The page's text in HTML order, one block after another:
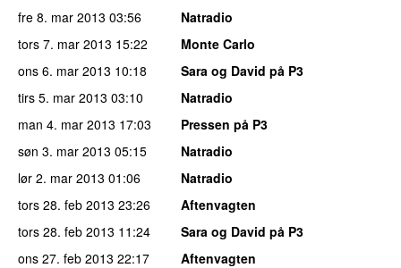
fre 8. mar 2013 03:56
Natradio
tors 7. mar 2013 15:22
Monte Carlo
ons 6. mar 2013 10:18
Sara og David på P3
tirs 5. mar 2013 03:10
Natradio
man 4. mar 2013 17:03
Pressen på P3
søn 3. mar 2013 05:15
Natradio
lør 2. mar 2013 01:06
Natradio
tors 28. feb 2013 23:26
Aftenvagten
tors 28. feb 2013 11:24
Sara og David på P3
ons 27. feb 2013 22:17
Aftenvagten